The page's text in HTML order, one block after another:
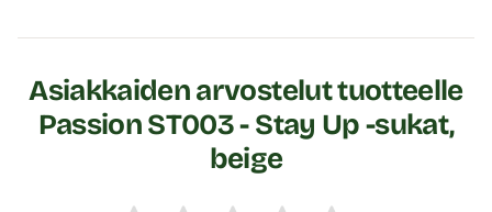
Asiakkaiden arvostelut tuotteelle
Passion ST003 - Stay Up -sukat,
beige